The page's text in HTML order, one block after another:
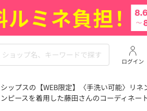
ログイン
シップスの【WEB限定】〈手洗い可能〉リネ
ンピースを着用した藤田さんのコーディネー